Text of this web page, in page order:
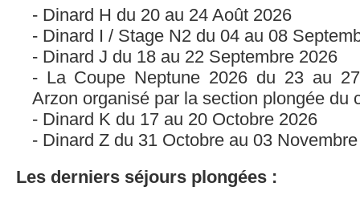
Dinard H du 20 au 24 Août 2026
Dinard I / Stage N2 du 04 au 08
Dinard J du 18 au 22 Septembre 2026
La Coupe Neptune 2026 du 23 au
Arzon organisé par la section plongée du
Dinard K du 17 au 20 Octobre 2026
Dinard Z du 31 Octobre au 03
Les derniers séjours plongées :